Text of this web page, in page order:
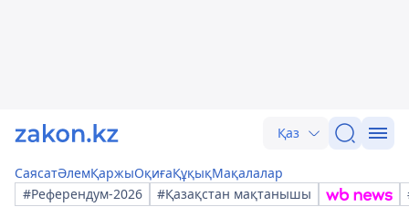
Қаз
СаясатӘлемҚаржыОқиғаҚұқықМақалалар
#Референдум-2026
#Қазақстан мақтанышы